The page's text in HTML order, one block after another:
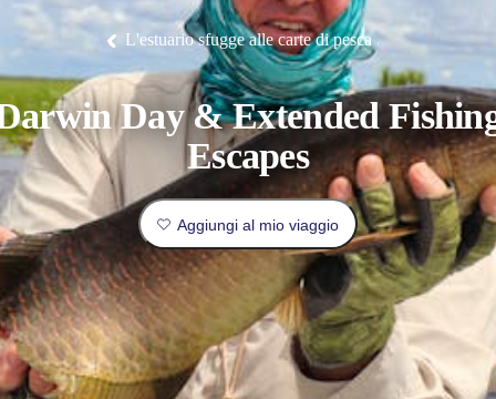
Luoghi
da
visitare
I
luoghi
più
popolari
Outback
e
attività
all'aperto
Litchfield
Park
Isole
Tiwi
Arnhem
Land
orientale.
Mataranka
Il
Nitmiluk
Gorge
Karlu
Karlu/Devils
Marbles
Maguk
Tjorita
/
Parco
Nazionale
dei
West
MacDonnell
Cosa
fare
Esperienze
Tipo
di
viaggiatore
Le
esperienze
migliori
fauna
tradizione
Pesca
all’insegna
del
lusso
Camping
e
glamping
Idee
di
viaggio
Pianifica
Pianifica
e
prenota
Informazioni
pratiche
Strumenti
per
pianificare
L'estuario sfugge alle carte di pesca
Day & Extended
Escapes
Aggiungi al mio viaggio